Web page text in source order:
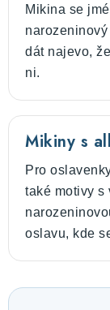
Mikina se
dát najevo,
ni.
Mikiny s
Pro
také motivy s
oslavu, kde